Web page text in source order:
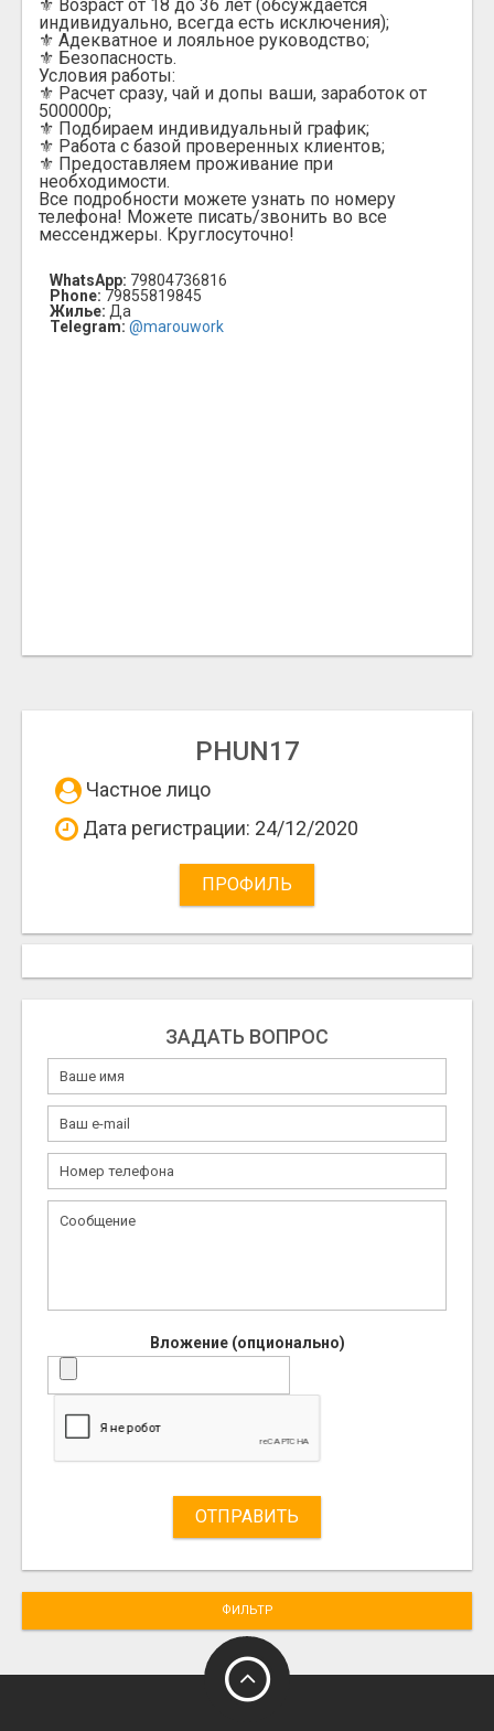
⚜️ Возраст от 18 до 36 лет (обсуждается
индивидуально, всегда есть исключения);
⚜️ Адекватное и лояльное руководство;
⚜️ Безопасность.
Условия работы:
⚜️ Расчет сразу, чай и допы ваши, заработок от
500000р;
⚜️ Подбираем индивидуальный график;
⚜️ Работа с базой проверенных клиентов;
⚜️ Предоставляем проживание при
необходимости.
Все подробности можете узнать по номеру
телефона! Можете писать/звонить во все
мессенджеры. Круглосуточно!
WhatsApp: 79804736816
Phone: 79855819845
Жилье: Да
Telegram: @marouwork
PHUN17
Частное лицо
Дата регистрации: 24/12/2020
ПРОФИЛЬ
ЗАДАТЬ ВОПРОС
Вложение (опционально)
ОТПРАВИТЬ
ФИЛЬТР